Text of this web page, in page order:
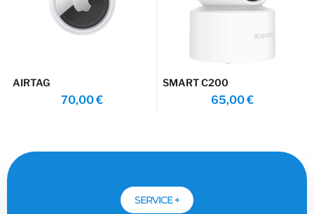
AIRTAG
70,00€
SMART C200
65,00€
SERVICE +